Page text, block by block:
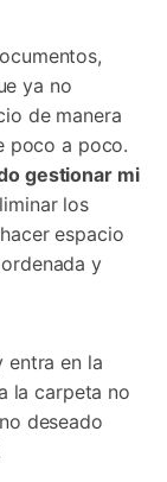
ya no
de manera
poco a poco.
gestionar mi
los
espacio
y
entra en la
la carpeta no
deseado